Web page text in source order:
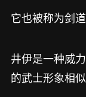
它也被称为剑道
井伊是一种威
的武士形象相